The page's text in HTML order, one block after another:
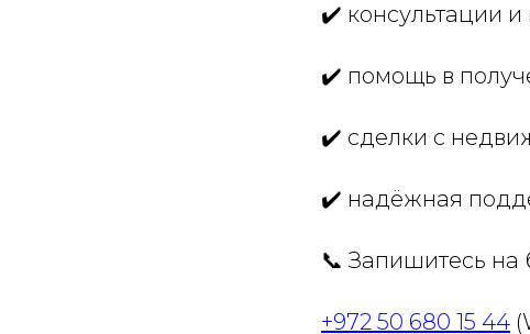
✔️ консультации
✔️ помощь в
✔️ сделки с
✔️ надёжная
📞 Запишитесь на
+972 50 680 15 44